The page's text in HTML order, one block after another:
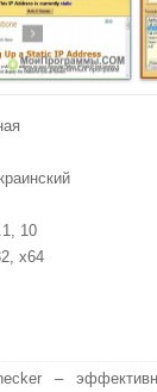
10
x64
–